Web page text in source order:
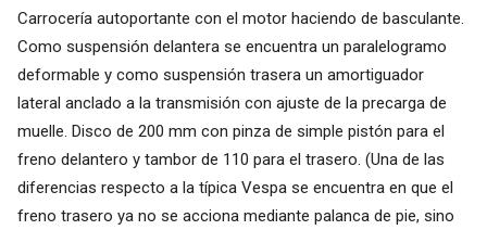
Carrocería autoportante con el motor haciendo de basculante.
Como suspensión delantera se encuentra un paralelogramo
deformable y como suspensión trasera un amortiguador
lateral anclado a la transmisión con ajuste de la precarga de
muelle. Disco de 200 mm con pinza de simple pistón para el
freno delantero y tambor de 110 para el trasero. (Una de las
diferencias respecto a la típica Vespa se encuentra en que el
freno trasero ya no se acciona mediante palanca de pie, sino